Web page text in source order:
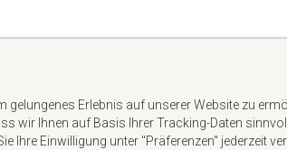
AGB
Kontakt
gelungenes Erlebnis auf unserer Website zu
wir Ihnen auf Basis Ihrer Tracking-Daten
Ihre Einwilligung unter "Präferenzen" jederzeit